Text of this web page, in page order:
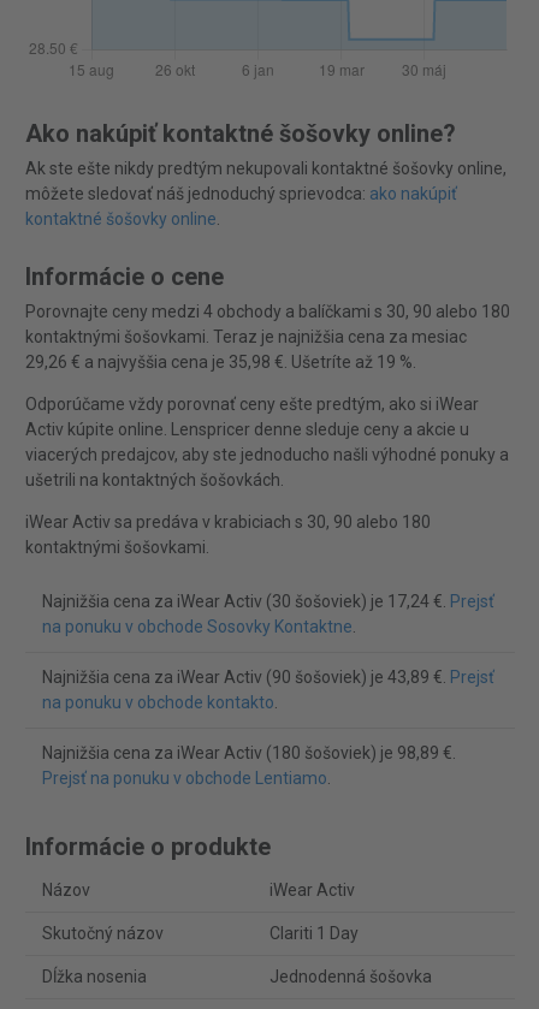
Ako nakúpiť kontaktné šošovky online?
Ak ste ešte nikdy predtým nekupovali kontaktné šošovky online,
môžete sledovať náš jednoduchý sprievodca: ako nakúpiť
kontaktné šošovky online.
Informácie o cene
Porovnajte ceny medzi 4 obchody a balíčkami s 30, 90 alebo 180
kontaktnými šošovkami. Teraz je najnižšia cena za mesiac
29,26 € a najvyššia cena je 35,98 €. Ušetríte až 19 %.
Odporúčame vždy porovnať ceny ešte predtým, ako si iWear
Activ kúpite online. Lenspricer denne sleduje ceny a akcie u
viacerých predajcov, aby ste jednoducho našli výhodné ponuky a
ušetrili na kontaktných šošovkách.
iWear Activ sa predáva v krabiciach s 30, 90 alebo 180
kontaktnými šošovkami.
Najnižšia cena za iWear Activ (30 šošoviek) je 17,24 €. Prejsť
na ponuku v obchode Sosovky Kontaktne.
Najnižšia cena za iWear Activ (90 šošoviek) je 43,89 €. Prejsť
na ponuku v obchode kontakto.
Najnižšia cena za iWear Activ (180 šošoviek) je 98,89 €.
Prejsť na ponuku v obchode Lentiamo.
Informácie o produkte
Názov iWear Activ
Skutočný názov Clariti 1 Day
Dĺžka nosenia Jednodenná šošovka